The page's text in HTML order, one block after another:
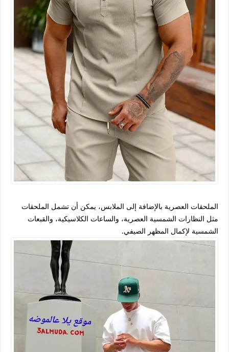
الملحقات العصرية بالإضافة إلى الملابس، يمكن أن تشمل الملحقات
مثل النظارات الشمسية العصرية، والساعات الكلاسيكية، والقبعات
الشمسية لإكمال المظهر الصيفي.